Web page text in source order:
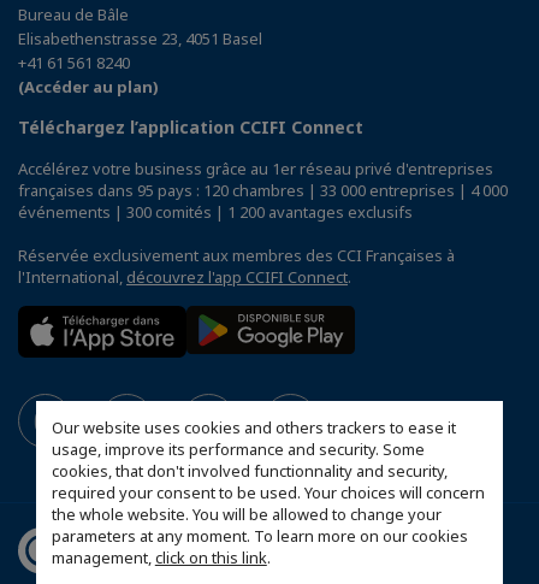
Our website uses cookies and others trackers to ease it
usage, improve its performance and security. Some
cookies, that don't involved functionnality and security,
required your consent to be used. Your choices will concern
the whole website. You will be allowed to change your
parameters at any moment. To learn more on our cookies
management,click on this link.
Bureau de Bâle
Elisabethenstrasse 23, 4051 Basel
+41 61 561 8240
(Accéder au plan)
Téléchargez l’application CCIFI Connect
Accélérez votre business grâce au 1er réseau privé d'entreprises
françaises dans 95 pays : 120 chambres | 33 000 entreprises | 4 000
événements | 300 comités | 1 200 avantages exclusifs
Réservée exclusivement aux membres des CCI Françaises à
l'International, découvrez l'app CCIFI Connect.